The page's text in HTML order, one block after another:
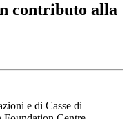
contributo alla
e di Casse di